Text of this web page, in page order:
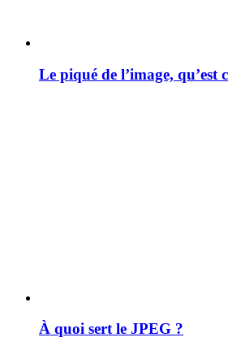
Le piqué de l’image, qu’est
À quoi sert le JPEG ?